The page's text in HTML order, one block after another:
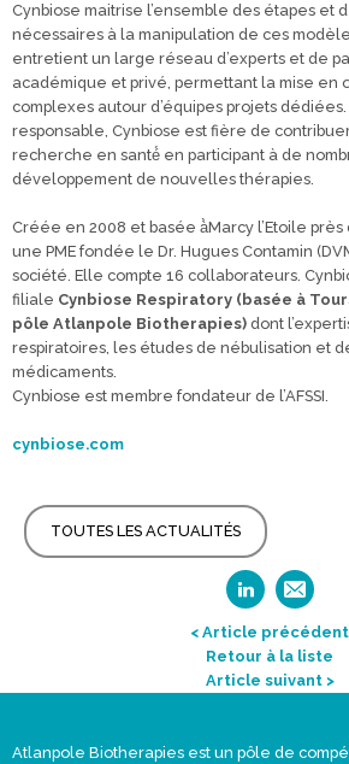
Cynbiose maitrise l’ensemble des étapes et
nécessaires à la manipulation de ces
entretient un large réseau d’experts et de
académique et privé, permettant la mise en
complexes autour d’équipes projets
responsable, Cynbiose est fière de
recherche en santé́ en participant à de
développement de nouvelles thérapies.
Créée en 2008 et basée à̀Marcy l’Etoile près
une PME fondée le Dr. Hugues Contamin
société. Elle compte 16 collaborateurs.
filiale Cynbiose Respiratory (basée à
pôle Atlanpole Biotherapies) dont
respiratoires, les études de nébulisation et
médicaments.
Cynbiose est membre fondateur de l’AFSSI.
cynbiose.com
TOUTES LES ACTUALITÉS
< Article précédent
Retour à la liste
Article suivant >
Atlanpole Biotherapies est un pôle de